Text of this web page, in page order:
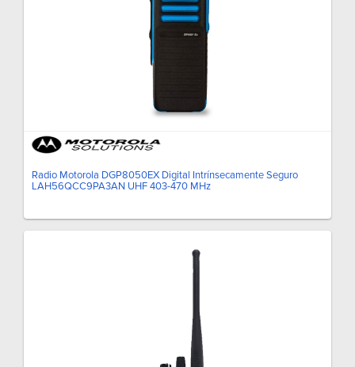
Radio Motorola DGP8050EX Digital Intrínsecamente Seguro
LAH56QCC9PA3AN UHF 403-470 MHz